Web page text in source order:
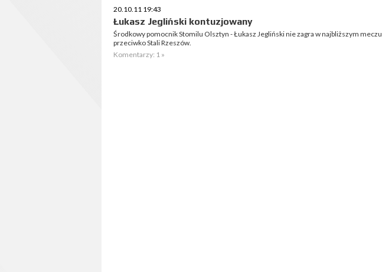
20.10.11 19:43
Łukasz Jegliński kontuzjowany
Środkowy pomocnik Stomilu Olsztyn - Łukasz Jegliński nie zagra w najbliższym meczu
przeciwko Stali Rzeszów.
Komentarzy: 1 »